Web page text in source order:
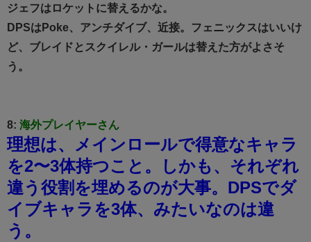
ジェフはロケットに替えるかな。
DPSはPoke、アンチダイブ、近接。フェニックスはいいけ
ど、ブレイドとスクイレル・ガールは替えた方がよさそ
う。
8: 海外プレイヤーさん
理想は、メインロールで得意なキャラ
を2〜3体持つこと。しかも、それぞれ
違う役割を埋めるのが大事。DPSでダ
イブキャラを3体、みたいなのは違
う。